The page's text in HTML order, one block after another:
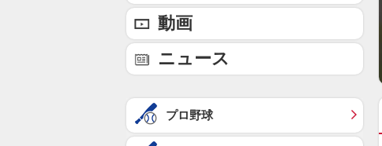
動画
ニュース
プロ野球